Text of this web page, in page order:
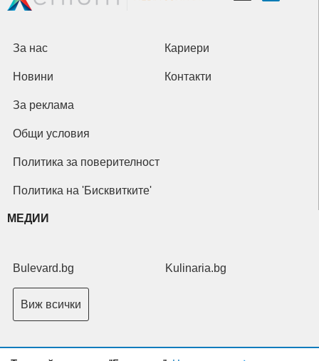
За нас Кариери
Новини Контакти
За реклама
Общи условия
Политика за поверителност
Политика на 'Бисквитките'
МЕДИИ
Bulevard.bg Kulinaria.bg
Виж всички